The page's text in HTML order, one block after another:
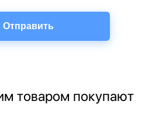
товаром покупают